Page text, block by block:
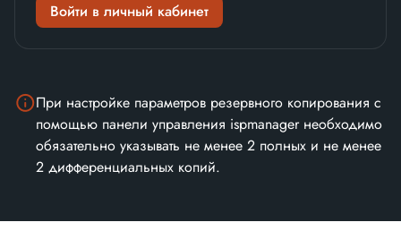
Войти в личный кабинет
При настройке параметров резервного копирования с
помощью панели управления ispmanager необходимо
обязательно указывать не менее 2 полных и не менее
2 дифференциальных копий.